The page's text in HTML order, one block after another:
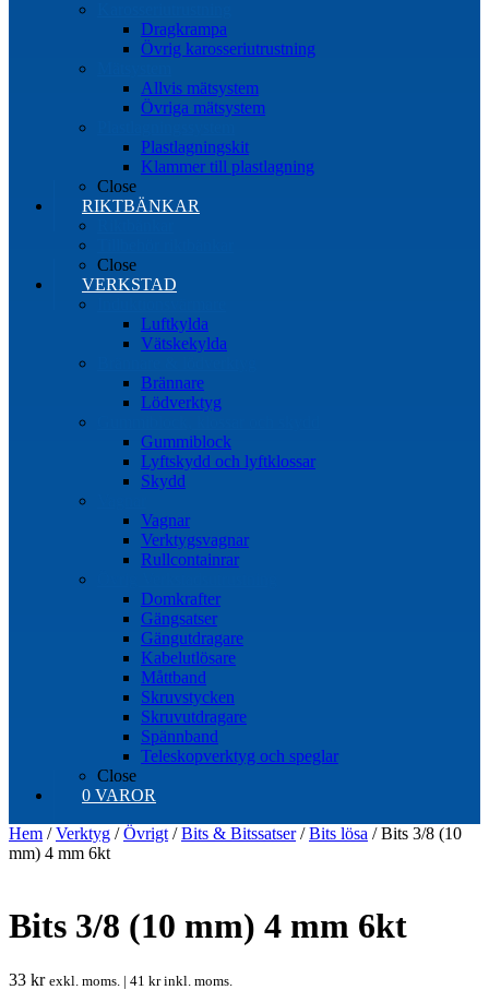
Dragkrampa
Övrig karosseriutrustning
Allvis mätsystem
Övriga mätsystem
Plastlagningskit
Klammer till plastlagning
Close
RIKTBÄNKAR
Close
VERKSTAD
Luftkylda
Vätskekylda
Brännare
Lödverktyg
Gummiblock
Lyftskydd och lyftklossar
Skydd
Vagnar
Verktygsvagnar
Rullcontainrar
Domkrafter
Gängsatser
Gängutdragare
Kabelutlösare
Måttband
Skruvstycken
Skruvutdragare
Spännband
Teleskopverktyg och speglar
Close
0 VAROR
Hem /Verktyg /Övrigt /Bits & Bitssatser/Bits lösa / Bits 3/8 (10
mm) 4 mm 6kt
Bits 3/8 (10 mm) 4 mm 6kt
33 kr exkl. moms. | 41 krinkl. moms.